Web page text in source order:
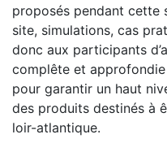
proposés pendant cette
site, simulations, cas
donc aux participants
complête et
pour garantir un haut
des produits destinés à
loir-atlantique.